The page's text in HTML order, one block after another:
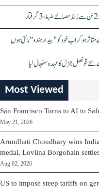
ہو کر اب خود کو "بیدار ہندو" مانتی ہوں
قونصل جنرل کا عہدہ سنبھال لیا
Most Viewed
San Francisco Turns to AI to
May 21, 2026
Arundhati Choudhary wins
medal, Lovlina Borgohain
Aug 02, 2026
US to impose steep tariffs on